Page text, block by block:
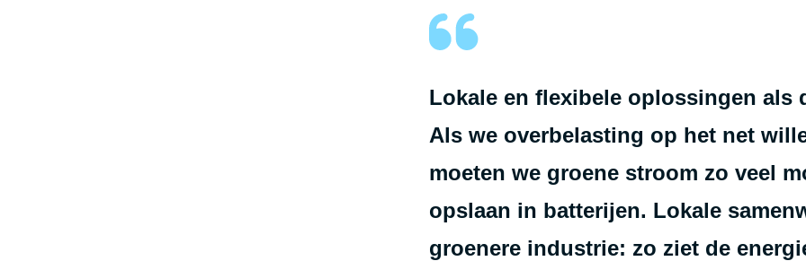
Lokale en flexibele oplossingen als
Als we overbelasting op het net
moeten we groene stroom zo veel
opslaan in batterijen. Lokale
groenere industrie: zo ziet de